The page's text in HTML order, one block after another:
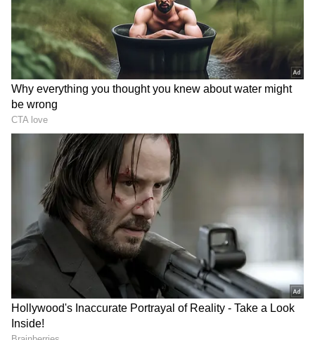
நடைபெற்று வருகிறது. வருகிற ஏப்ரல்
மாதம் தமிழ் புத்தாண்டை ஒட்டி இப்படத்தை
வெளியிட உள்ளதாக படக்குழு அண்மையில்
அதிகாரப்பூர்வமாக அறிவித்தது.
DOWNLOAD APP
தமிழ் சினிமா(Tamil Cinema News)
நிகழ்ச்சிகள் (Tamil TV Shows)
செலிபிரிட்டி செய்திகள் மற்றும்
சமீபத்திய அப்டேட்களுக்காக ஏஷ்யாநெட்
தமிழ் நியூஸின் பொழுதுபோக்கு பிரிவை
ஆராயுங்கள். சினிமா விமர்சனங்கள்
(Tamil Movies Review), நட்சத்திரங்களின்
நேர்காணல்கள், தொடர்களில் நடக்கும்
ட்ராமா மற்றும் பொழுதுபோக்கு உலகின்
டிரெண்ட்ஸ்பாட்டிங்குடன் எப்போதும்
புதுப்பித்த நிலையில் இருங்கள்.